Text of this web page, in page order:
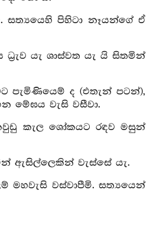
සත්‍යයෙහි පිහිටා නෑයන්ගේ ඒ
යැ ශාස්වත යැ යි සිතමින්
පැමිණියෙම් ද (එතැන් පටන්),
මේඝය වැසි වසීවා.
කැල ශෝකයට රඳව මසුන්
ඇසිල්ලෙකින් වැස්සේ යැ.
මහවැසි වස්වාපීමි. සත්‍යයෙන්